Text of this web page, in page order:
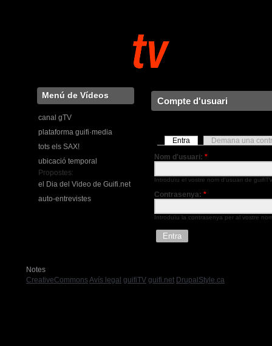
Menú de Vídeos
canal gTV
plataforma guifi·media
tots els SAX!
ubicació temporal
Propostes:
el Dia del Video de Guifi.net
auto-entrevistes
Compte d'usuari
Entra
Demana una
Nom d'usuari: *
Introduïu el vostre nom d'usuari de
Contrasenya: *
Introduïu la contrasenya per al vostre
Notes
CreativeCommonsAvís legal guifiTV guifi.net DrupalStyle.ca